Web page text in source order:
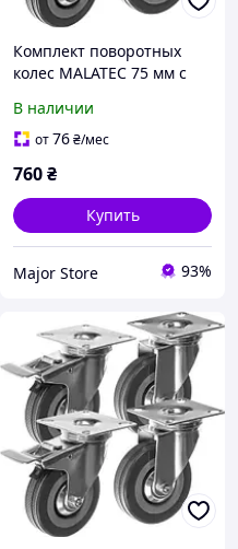
Комплект поворотных
колес MALATEC 75 мм с
грузоподъемность 220 кг,
для тележки
В наличии
от76₴/мес
760₴
Купить
Major Store 93%